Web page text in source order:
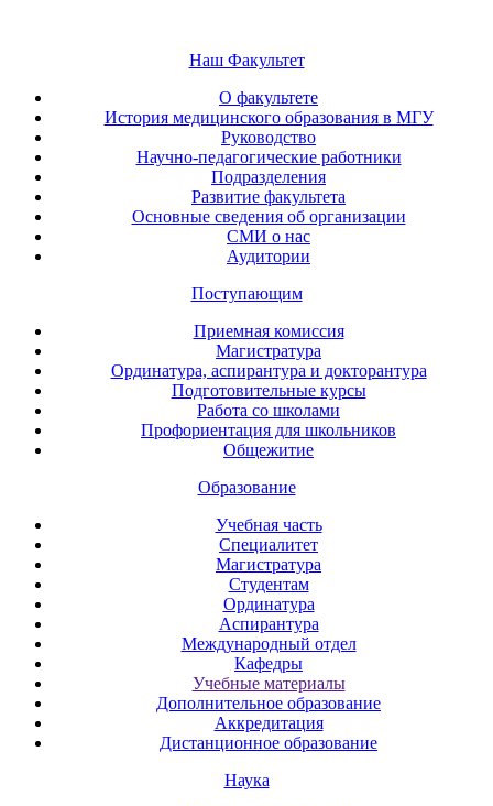
Наш Факультет
О факультете
История медицинского образования в МГУ
Руководство
Научно-педагогические работники
Подразделения
Развитие факультета
Основные сведения об организации
СМИ о нас
Аудитории
Поступающим
Приемная комиссия
Магистратура
Ординатура, аспирантура и докторантура
Подготовительные курсы
Работа со школами
Профориентация для школьников
Общежитие
Образование
Учебная часть
Специалитет
Магистратура
Студентам
Ординатура
Аспирантура
Международный отдел
Кафедры
Учебные материалы
Дополнительное образование
Аккредитация
Дистанционное образование
Наука